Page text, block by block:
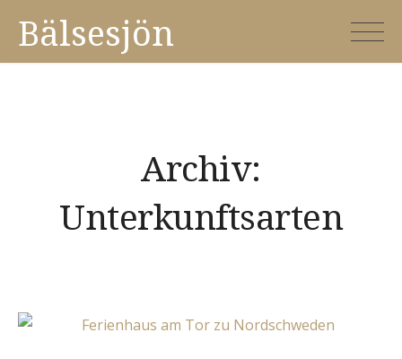
content
Bälsesjön
Archiv:
Unterkunftsarten